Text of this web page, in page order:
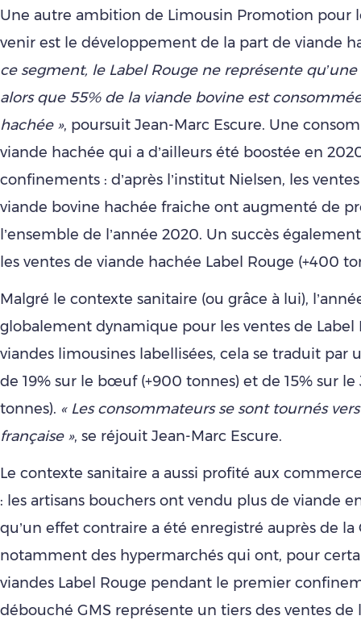
Une autre ambition de Limousin Promotion pour
venir est le développement de la part de viande
ce segment, le Label Rouge ne représente
alors que 55% de la viande bovine est
hachée », poursuit Jean-Marc Escure. Une
viande hachée qui a d’ailleurs été boostée en
confinements : d’après l’institut Nielsen, les
viande bovine hachée fraiche ont augmenté de
l’ensemble de l’année 2020. Un succès
les ventes de viande hachée Label Rouge (+400
Malgré le contexte sanitaire (ou grâce à lui),
globalement dynamique pour les ventes de Label
viandes limousines labellisées, cela se traduit par
de 19% sur le bœuf (+900 tonnes) et de 15% sur
tonnes). « Les consommateurs se sont tournés
française », se réjouit Jean-Marc Escure.
Le contexte sanitaire a aussi profité aux
: les artisans bouchers ont vendu plus de viande
qu’un effet contraire a été enregistré auprès de la
notamment des hypermarchés qui ont, pour
viandes Label Rouge pendant le premier
débouché GMS représente un tiers des ventes de